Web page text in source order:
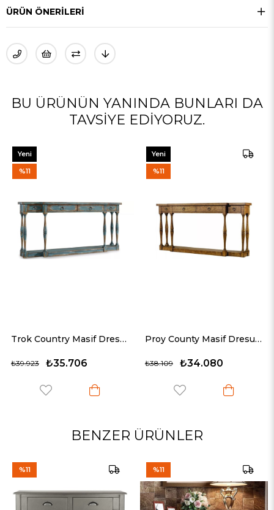
ÜRÜN ÖNERILERI
BU ÜRÜNÜN YANINDA BUNLARI DA
TAVSIYE EDIYORUZ.
Trok Country Masif Dresuar Proy County Masif Dresuar
₺34.080
₺38.109 ₺32.110
BENZER ÜRÜNLER
%11 %11